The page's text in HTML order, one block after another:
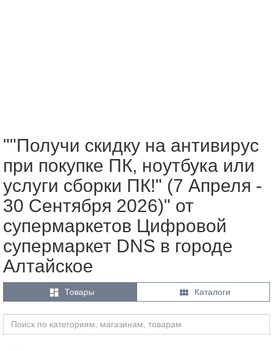
""Получи скидку на антивирус
при покупке ПК, ноутбука или
услуги сборки ПК!" (7 Апреля -
30 Сентября 2026)" от
супермаркетов Цифровой
супермаркет DNS в городе
Алтайское
 Товары  Каталоги